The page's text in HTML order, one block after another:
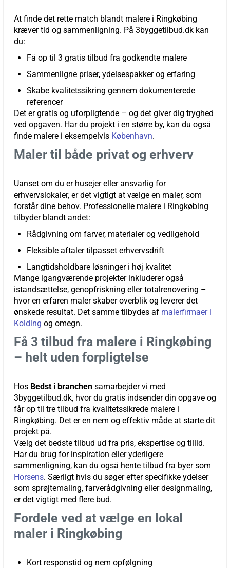
At finde det rette match blandt malere i Ringkøbing
kræver tid og sammenligning. På 3byggetilbud.dk kan
du:
Få op til 3 gratis tilbud fra godkendte malere
Sammenligne priser, ydelsespakker og erfaring
Skabe kvalitetssikring gennem dokumenterede
referencer
Det er gratis og uforpligtende – og det giver dig tryghed
ved opgaven. Har du projekt i en større by, kan du også
finde malere i eksempelvis København.
Maler til både privat og erhverv
Uanset om du er husejer eller ansvarlig for
erhvervslokaler, er det vigtigt at vælge en maler, som
forstår dine behov. Professionelle malere i Ringkøbing
tilbyder blandt andet:
Rådgivning om farver, materialer og vedligehold
Fleksible aftaler tilpasset erhvervsdrift
Langtidsholdbare løsninger i høj kvalitet
Mange igangværende projekter inkluderer også
istandsættelse, genopfriskning eller totalrenovering –
hvor en erfaren maler skaber overblik og leverer det
ønskede resultat. Det samme tilbydes af malerfirmaer i
Kolding og omegn.
Få 3 tilbud fra malere i Ringkøbing
– helt uden forpligtelse
Hos Bedst i branchen samarbejder vi med
3byggetilbud.dk, hvor du gratis indsender din opgave og
får op til tre tilbud fra kvalitetssikrede malere i
Ringkøbing. Det er en nem og effektiv måde at starte dit
projekt på.
Vælg det bedste tilbud ud fra pris, ekspertise og tillid.
Har du brug for inspiration eller yderligere
sammenligning, kan du også hente tilbud fra byer som
Horsens. Særligt hvis du søger efter specifikke ydelser
som sprøjtemaling, farverådgivning eller designmaling,
er det vigtigt med flere bud.
Fordele ved at vælge en lokal
maler i Ringkøbing
Kort responstid og nem opfølgning